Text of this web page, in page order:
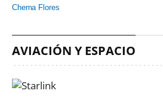
Chema Flores
AVIACIÓN Y ESPACIO